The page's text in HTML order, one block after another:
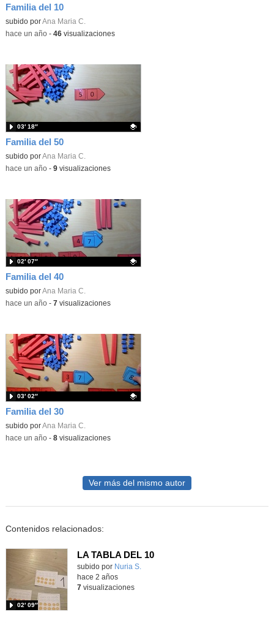
Familia del 10
Contenido educativo.
subido porAna Maria C.
-hace un año- 46visualizaciones
Familia del 50
Contenido educativo.
subido porAna Maria C.
03′ 18″
-hace un año- 9visualizaciones
Familia del 40
Contenido educativo.
subido porAna Maria C.
02′ 07″
-hace un año- 7 visualizaciones
Familia del 30
Contenido educativo.
subido porAna Maria C.
03′ 02″
-hace un año- 8visualizaciones
Ver más del mismo autor
Contenidos relacionados:
LA TABLA DEL 10
Contenido educativo.
subido por Nuria S.
02′ 09″
hace 2 años
7visualizaciones